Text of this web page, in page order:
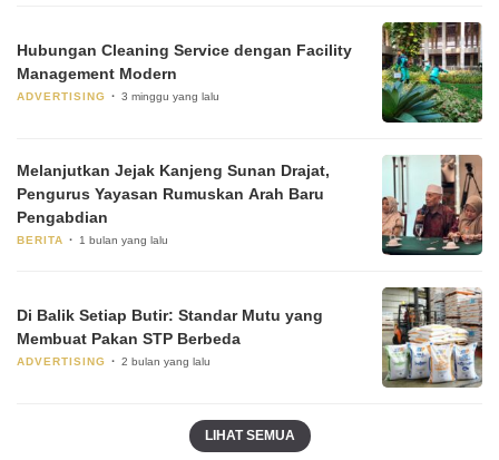
Hubungan Cleaning Service dengan Facility
Management Modern
ADVERTISING 3 minggu yang lalu
Melanjutkan Jejak Kanjeng Sunan Drajat,
Pengurus Yayasan Rumuskan Arah Baru
Pengabdian
BERITA 1 bulan yang lalu
Di Balik Setiap Butir: Standar Mutu yang
Membuat Pakan STP Berbeda
ADVERTISING 2 bulan yang lalu
LIHAT SEMUA